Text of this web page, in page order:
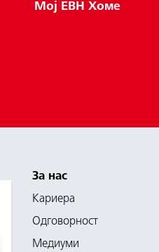
Мој ЕВН Хоме
За нас
Кариера
Одговорност
Медиуми